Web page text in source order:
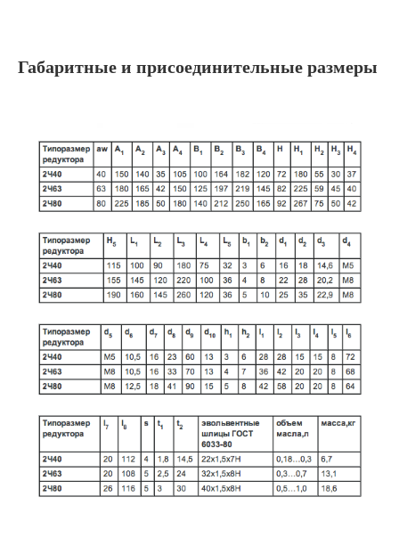
Габаритные и присоединительные размеры